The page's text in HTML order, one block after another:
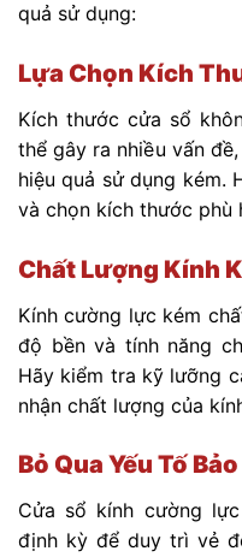
quả sử dụng:
Lựa Chọn Kích
Kích thước cửa sổ
thể gây ra nhiều vấn
hiệu quả sử dụng kém.
và chọn kích thước phù
Chất Lượng Kính
Kính cường lực kém
độ bền và tính năng
Hãy kiểm tra kỹ lưỡng
nhận chất lượng của
Bỏ Qua Yếu Tố
Cửa sổ kính cường
định kỳ để duy trì vẻ